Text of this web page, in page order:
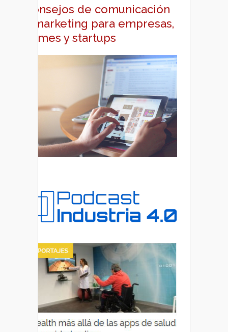
Consejos de comunicación
y marketing para empresas,
pymes y startups